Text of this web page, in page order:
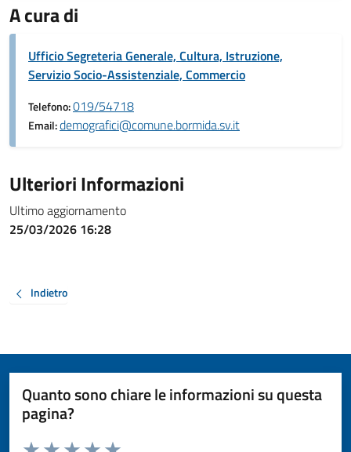
A cura di
Ufficio Segreteria Generale, Cultura, Istruzione,
Servizio Socio-Assistenziale, Commercio
Telefono:019/54718
Email:demografici@comune.bormida.sv.it
Ulteriori Informazioni
Ultimo aggiornamento
25/03/2026 16:28
Indietro
Quanto sono chiare le informazioni su questa
pagina?
Valuta da 1 a 5 stelle la pagina